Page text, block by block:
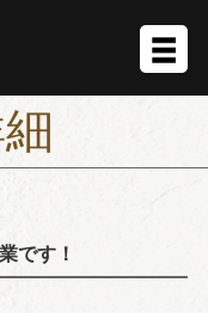
細
です！